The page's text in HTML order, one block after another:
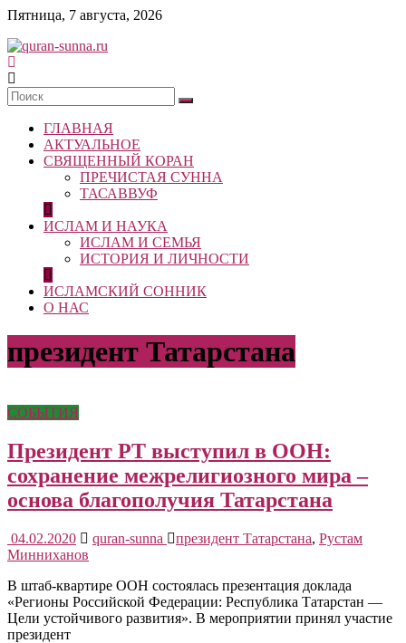
Skip
content
Пятница, 7 августа, 2026
quran-
sunna.ru
«Центр
исследований
Корана
Сунны»
Республики
Татарстан
ГЛАВНАЯ
АКТУАЛЬНОЕ
СВЯЩЕННЫЙ КОРАН
ПРЕЧИСТАЯ СУННА
ТАСАВВУФ
ИСЛАМ И НАУКА
ИСЛАМ И СЕМЬЯ
ИСТОРИЯ И ЛИЧНОСТИ
ИСЛАМСКИЙ СОННИК
О НАС
президент Татарстана
СОБЫТИЯ
Президент РТ выступил в ООН:
сохранение межрелигиозного мира –
основа благополучия Татарстана
04.02.2020 quran-sunna президент Татарстана, Рустам
Минниханов
В штаб-квартире ООН состоялась презентация доклада
«Регионы Российской Федерации: Республика Татарстан —
Цели устойчивого развития». В мероприятии принял участие
президент